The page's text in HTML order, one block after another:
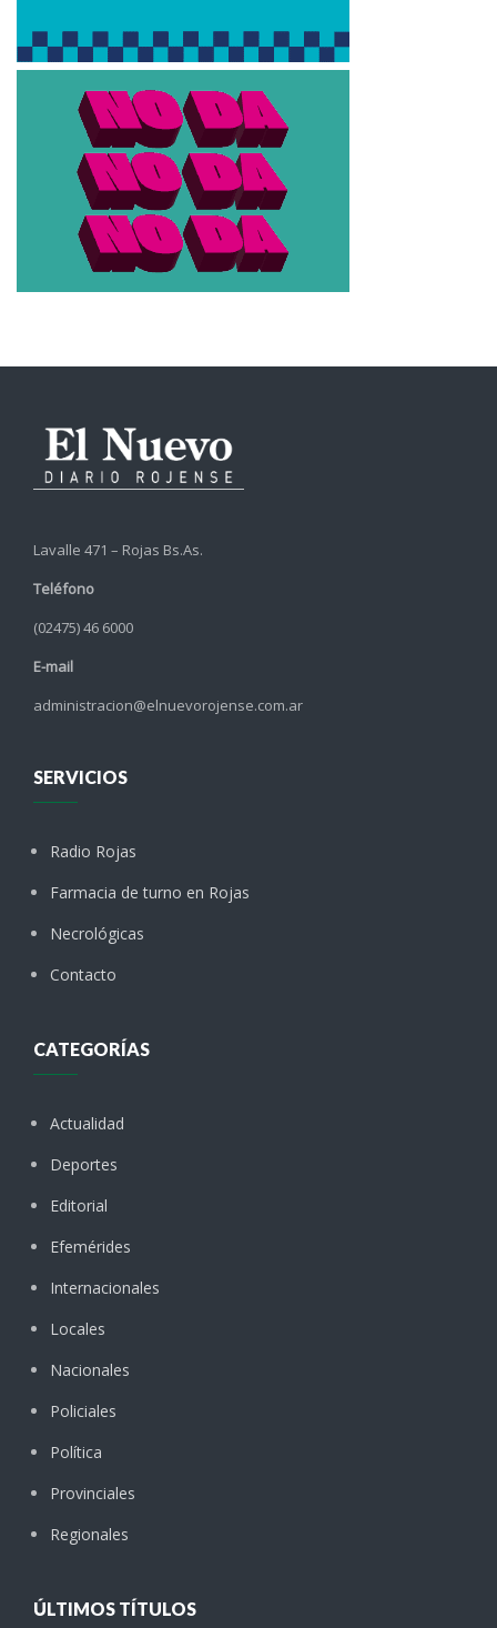
Lavalle 471 – Rojas Bs.As.
Teléfono
(02475) 46 6000
E-mail
administracion@elnuevorojense.com.ar
SERVICIOS
Radio Rojas
Farmacia de turno en Rojas
Necrológicas
Contacto
CATEGORÍAS
Actualidad
Deportes
Editorial
Efemérides
Internacionales
Locales
Nacionales
Policiales
Política
Provinciales
Regionales
ÚLTIMOS TÍTULOS